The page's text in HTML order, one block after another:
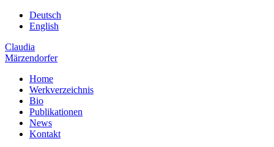
Deutsch
English
Claudia
Märzendorfer
Home
Werkverzeichnis
Bio
Publikationen
News
Kontakt